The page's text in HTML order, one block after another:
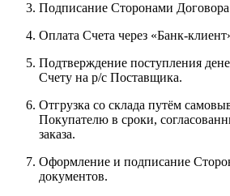
Подписание Сторонами
Оплата Счета через «Банк-
Подтверждение поступления
Счету на р/с Поставщика.
Отгрузка со склада путём
Покупателю в сроки,
заказа.
Оформление и подписание
документов.